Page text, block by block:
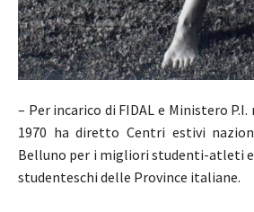
– Per incarico di FIDAL e Ministero
1970 ha diretto Centri estivi
Belluno per i migliori studenti-atleti
studenteschi delle Province italiane.